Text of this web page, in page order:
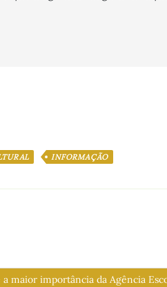
INFORMAÇÃO
a maior importância da Agência